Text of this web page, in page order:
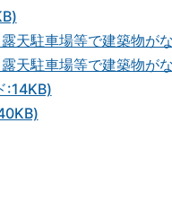
天駐車場等で建築物が
天駐車場等で建築物が
:14KB)